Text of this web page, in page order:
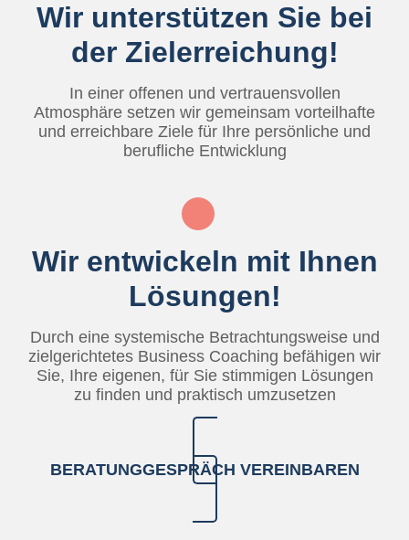
Wir unterstützen Sie bei
der Ziel­erreichung!
In einer offenen und vertrauensvollen
Atmosphäre setzen wir gemeinsam vorteilhafte
und erreichbare Ziele für Ihre persönliche und
berufliche Entwicklung
Wir entwickeln mit Ihnen
Lösungen!
Durch eine systemische Betrachtungsweise und
zielgerichtetes Business Coaching befähigen wir
Sie, Ihre eigenen, für Sie stimmigen Lösungen
zu finden und praktisch umzusetzen
BERATUNG­GESPRÄCH VEREINBAREN